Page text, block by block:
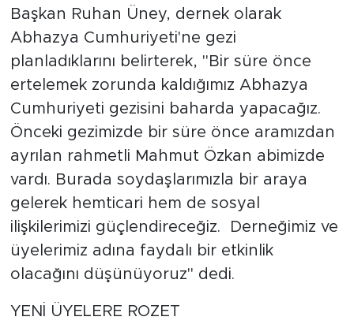
Başkan Ruhan Üney, dernek olarak
Abhazya Cumhuriyeti'ne gezi
planladıklarını belirterek, ''Bir süre önce
ertelemek zorunda kaldığımız Abhazya
Cumhuriyeti gezisini baharda yapacağız.
Önceki gezimizde bir süre önce aramızdan
ayrılan rahmetli Mahmut Özkan abimizde
vardı. Burada soydaşlarımızla bir araya
gelerek hemticari hem de sosyal
ilişkilerimizi güçlendireceğiz. Derneğimiz ve
üyelerimiz adına faydalı bir etkinlik
olacağını düşünüyoruz'' dedi.
YENİ ÜYELERE ROZET